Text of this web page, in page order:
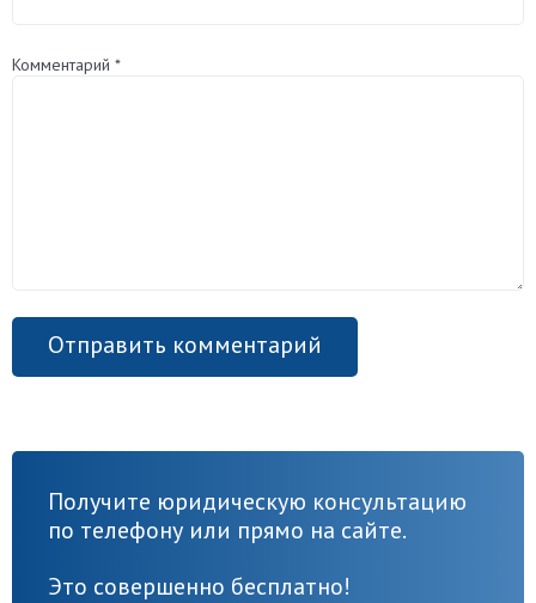
Комментарий *
Получите юридическую консультацию
по телефону или прямо на сайте.
Это совершенно бесплатно!